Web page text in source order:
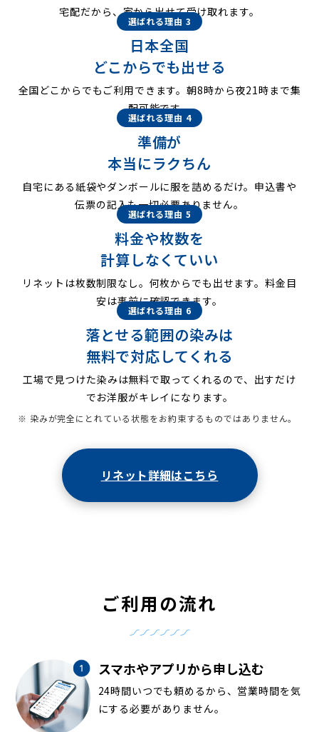
宅配だから、家から出せて受け取れます。
選ばれる理由 3
日本全国
どこからでも出せる
全国どこからでもご利用できます。朝8時から夜21時まで集
配可能です。
選ばれる理由 4
準備が
本当にラクちん
自宅にある紙袋やダンボールに服を詰めるだけ。申込書や
伝票の記入も一切必要ありません。
選ばれる理由 5
料金や枚数を
計算しなくていい
リネットは枚数制限なし。何枚からでも出せます。料金目
安は事前に確認できます。
選ばれる理由 6
落とせる範囲の染みは
無料で対応してくれる
工場で見つけた染みは無料で取ってくれるので、出すだけ
でお洋服がキレイになります。
※ 染みが完全にとれている状態をお約束するものではありません。
リネット詳細はこちら
ご利用の流れ
スマホやアプリから申し込む
24時間いつでも頼めるから、営業時間を気
にする必要がありません。